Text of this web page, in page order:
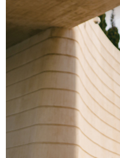
Hlavné jedlá
Šaláty
Dezerty
Nápoje
Ostatné
Motivácia
Zdravie